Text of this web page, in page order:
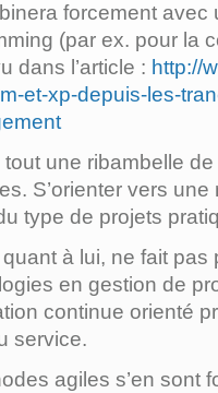
forcement avec
(par ex. pour la
dans l’article : http://
et-xp-depuis-les-
tout une ribambelle
S’orienter vers
type de projets
à lui, ne fait pas
en gestion de
continue orienté
service.
agiles s’en sont